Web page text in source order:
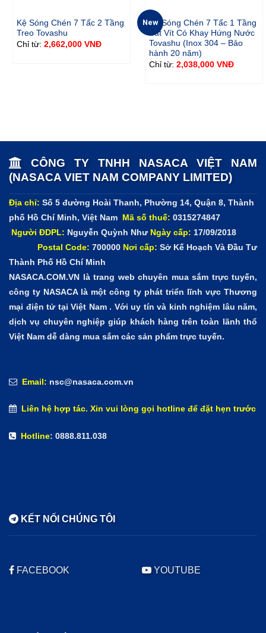
nghiệt. Kệ gia vị inox được sản xuất theo công nghệ Nhật
Bản, bởi các kĩ sư Nhật Bản có tay nghề cao
Giúp đựng được nhiều loại hủ, lọ, chai gia vị và các dụng
phòng bếp gia đình cho đến các phòng bếp sang trọng.
Kệ Sóng Chén 7 Tấc 2 Tầng
Treo Tovashu
Chỉ từ: 2,662,000 VNĐ
New
Kệ Sóng Chén 7 Tấc 1 Tầng
Bắt Vít Có Khay Hứng Nước
Tovashu (Inox 304 – Bảo
hành 20 năm)
Chỉ từ: 2,038,000 VNĐ
CÔNG TY TNHH NASACA VIỆT NAM
(NASACA VIET NAM COMPANY LIMITED)
Địa chỉ: Số 5 đường Hoài Thanh, Phường 14, Quận 8, Thành
phố Hồ Chí Minh, Việt Nam Mã số thuế: 0315274847
Người ĐDPL: Nguyễn Quỳnh Như Ngày cấp: 17/09/2018
Postal Code: 700000 Nơi cấp: Sở Kế Hoạch Và Đầu Tư
Thành Phố Hồ Chí Minh
NASACA.COM.VN là trang web chuyên mua sắm trực tuyến,
công ty NASACA là một công ty phát triển lĩnh vực Thương
mại điện tử tại Việt Nam . Với uy tín và kinh nghiệm lâu năm,
dịch vụ chuyên nghiệp giúp khách hàng trên toàn lãnh thổ
Việt Nam dễ dàng mua sắm các sản phẩm trực tuyến.
Email: nsc@nasaca.com.vn
Liên hệ hợp tác. Xin vui lòng gọi hotline để đặt hẹn trước
Hotline: 0888.811.038
KẾT NỐI CHÚNG TÔI
FACEBOOK YOUTUBE